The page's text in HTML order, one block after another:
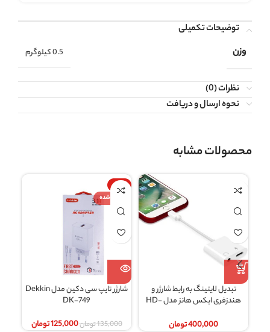
توضیحات تکمیلی
وزن
0.5 کیلوگرم
نظرات (0)
نحوه ارسال و دریافت
محصولات مشابه
تبدیل لایتینگ به رابط شارژر و
هندزفری ایکس هانز مدل HD-
400,000تومان
-7%
فروخته شده
شارژر تایپ سی دکین مدل Dekkin
DK-749
135,000تومان125,000تومان